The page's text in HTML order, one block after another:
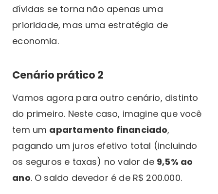
dívidas se torna não apenas uma
prioridade, mas uma estratégia de
economia.
Cenário prático 2
Vamos agora para outro cenário, distinto
do primeiro. Neste caso, imagine que você
tem um apartamento financiado,
pagando um juros efetivo total (incluindo
os seguros e taxas) no valor de 9,5% ao
ano. O saldo devedor é de R$ 200.000.